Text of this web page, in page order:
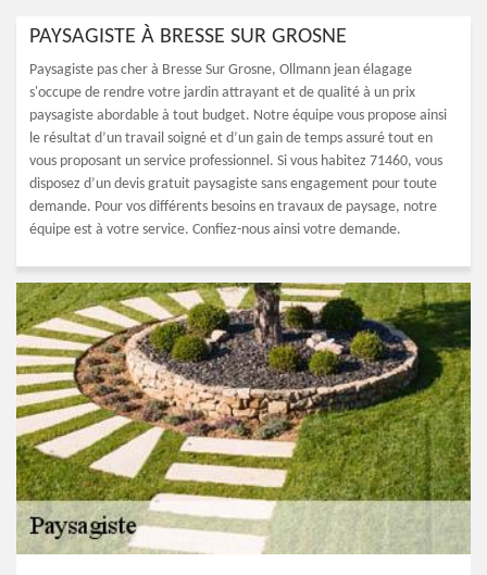
PAYSAGISTE À BRESSE SUR GROSNE
Paysagiste pas cher à Bresse Sur Grosne, Ollmann jean élagage
s'occupe de rendre votre jardin attrayant et de qualité à un prix
paysagiste abordable à tout budget. Notre équipe vous propose ainsi
le résultat d’un travail soigné et d’un gain de temps assuré tout en
vous proposant un service professionnel. Si vous habitez 71460, vous
disposez d’un devis gratuit paysagiste sans engagement pour toute
demande. Pour vos différents besoins en travaux de paysage, notre
équipe est à votre service. Confiez-nous ainsi votre demande.